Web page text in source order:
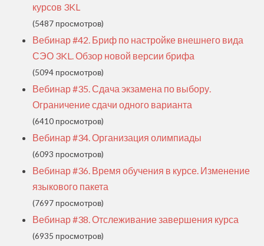
курсов 3KL
(5487 просмотров)
Вебинар #42. Бриф по настройке внешнего вида
СЭО 3KL. Обзор новой версии брифа
(5094 просмотров)
Вебинар #35. Сдача экзамена по выбору.
Ограничение сдачи одного варианта
(6410 просмотров)
Вебинар #34. Организация олимпиады
(6093 просмотров)
Вебинар #36. Время обучения в курсе. Изменение
языкового пакета
(7697 просмотров)
Вебинар #38. Отслеживание завершения курса
(6935 просмотров)